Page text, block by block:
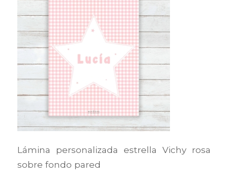
Lámina personalizada estrella Vichy rosa
sobre fondo pared